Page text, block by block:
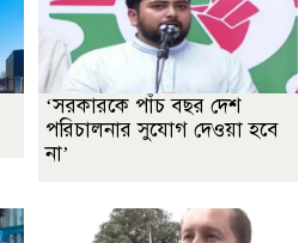
‘সরকারকে পাঁচ বছর দেশ
পরিচালনার সুযোগ দেওয়া হবে
না’